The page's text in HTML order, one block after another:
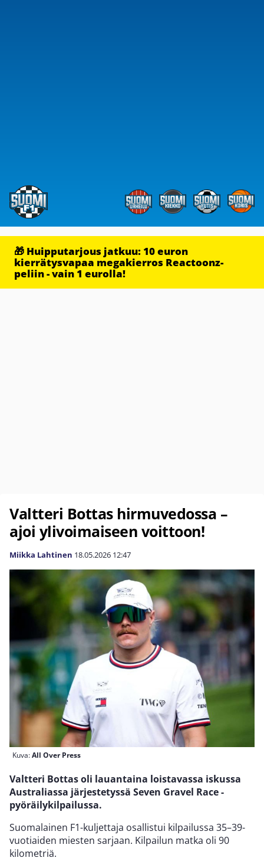
🎁 Huipputarjous jatkuu: 10 euron
kierrätysvapaa megakierros Reactoonz-
peliin - vain 1 eurolla!
Valtteri Bottas hirmuvedossa –
ajoi ylivoimaiseen voittoon!
Miikka Lahtinen 18.05.2026 12:47
Kuva:All Over Press
Valtteri Bottas oli lauantaina loistavassa iskussa
Australiassa järjestetyssä Seven Gravel Race -
pyöräilykilpailussa.
Suomalainen F1-kuljettaja osallistui kilpailussa 35–39-
vuotiaiden miesten sarjaan. Kilpailun matka oli 90
kilometriä.